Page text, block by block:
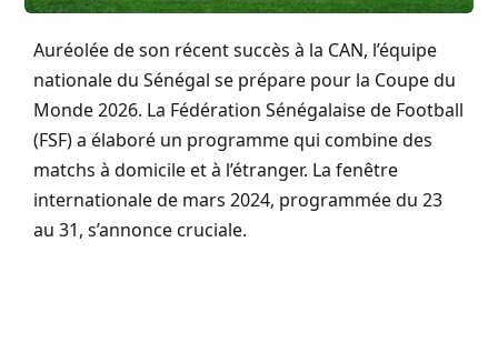
Auréolée de son récent succès à la CAN, l’équipe
nationale du Sénégal se prépare pour la Coupe du
Monde 2026. La Fédération Sénégalaise de Football
(FSF) a élaboré un programme qui combine des
matchs à domicile et à l’étranger. La fenêtre
internationale de mars 2024, programmée du 23
au 31, s’annonce cruciale.